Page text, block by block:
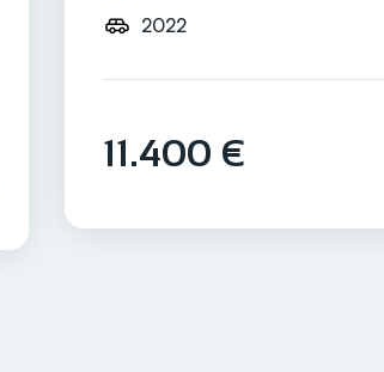
2022
11.400 €